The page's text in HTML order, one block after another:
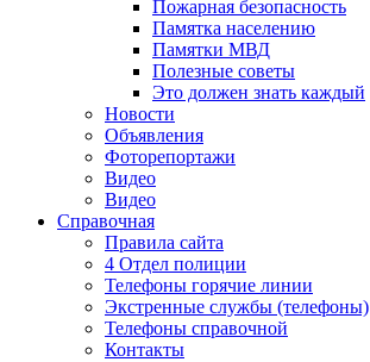
Пожарная безопасность
Памятка населению
Памятки МВД
Полезные советы
Это должен знать каждый
Новости
Объявления
Фоторепортажи
Видео
Видео
Справочная
Правила сайта
4 Отдел полиции
Телефоны горячие линии
Экстренные службы (телефоны)
Телефоны справочной
Контакты